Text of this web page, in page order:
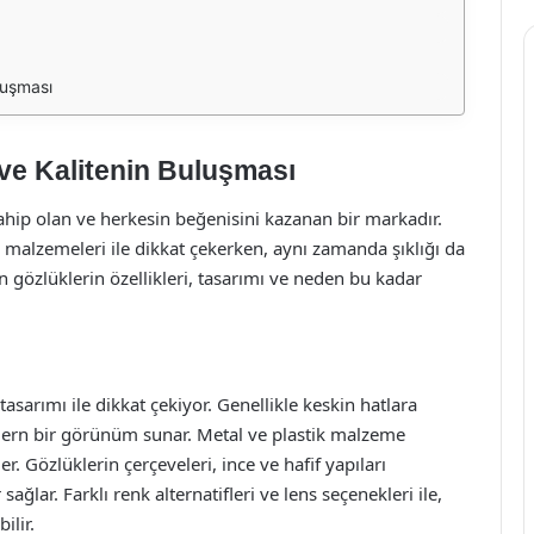
Kalitenin Buluşması
olan ve herkesin beğenisini kazanan bir markadır.
ile dikkat çekerken, aynı zamanda şıklığı da
özellikleri, tasarımı ve neden bu kadar
ile dikkat çekiyor. Genellikle keskin hatlara
bir görünüm sunar. Metal ve plastik malzeme
Gözlüklerin çerçeveleri, ince ve hafif yapıları
Farklı renk alternatifleri ve lens seçenekleri ile,